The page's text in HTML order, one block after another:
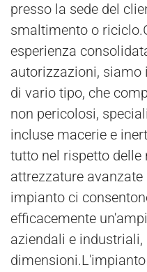
presso la sede del
smaltimento o
esperienza
autorizzazioni, siamo
di vario tipo, che
non pericolosi,
incluse macerie e
tutto nel rispetto
attrezzature
impianto ci
efficacemente
aziendali e